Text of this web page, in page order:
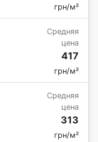
грн/м²
Средняя
цена
417
грн/м²
Средняя
цена
313
грн/м²